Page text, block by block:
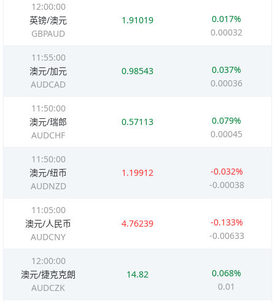
12:00:00
英镑/澳元
GBPAUD
1.91019
0.017%
0.00032
11:55:00
澳元/加元
AUDCAD
0.98543
0.037%
0.00036
11:50:00
澳元/瑞郎
AUDCHF
0.57113
0.079%
0.00045
11:50:00
澳元/纽币
AUDNZD
1.19912
-0.032%
-0.00038
11:05:00
澳元/人民币
AUDCNY
4.76239
-0.133%
-0.00633
12:00:00
澳元/捷克克朗
AUDCZK
14.82
0.068%
0.01